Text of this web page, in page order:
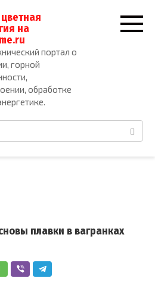
на
портал о
горной
обработке
плавки в вагранках